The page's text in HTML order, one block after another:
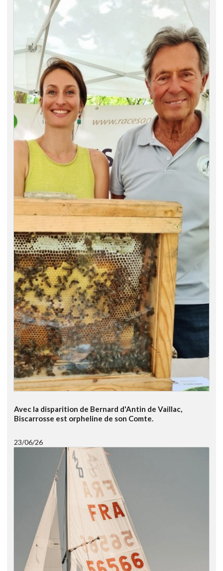
Avec la disparition de Bernard d'Antin de Vaillac,
Biscarrosse est orpheline de son Comte.
23/06/26